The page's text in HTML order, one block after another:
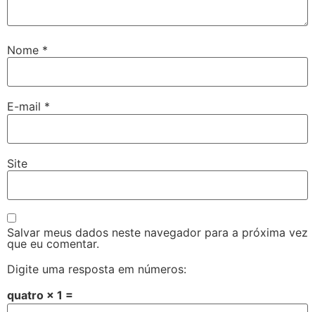
Nome *
E-mail *
Site
Salvar meus dados neste navegador para a próxima vez
que eu comentar.
Digite uma resposta em números:
quatro × 1 =